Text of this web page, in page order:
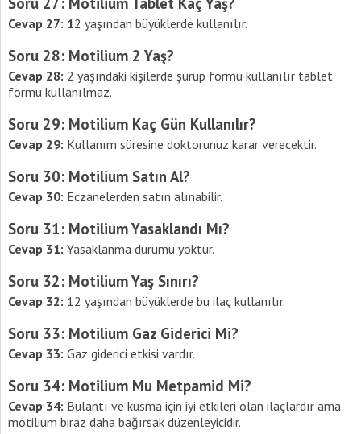
Cevap 27: 12 yaşından büyüklerde kullanılır.
Soru 28: Motilium 2 Yaş?
Cevap 28: 2 yaşındaki kişilerde şurup formu kullanılır tablet
formu kullanılmaz.
Soru 29: Motilium Kaç Gün Kullanılır?
Cevap 29: Kullanım süresine doktorunuz karar verecektir.
Soru 30: Motilium Satın Al?
Cevap 30: Eczanelerden satın alınabilir.
Soru 31: Motilium Yasaklandı Mı?
Cevap 31: Yasaklanma durumu yoktur.
Soru 32: Motilium Yaş Sınırı?
Cevap 32: 12 yaşından büyüklerde bu ilaç kullanılır.
Soru 33: Motilium Gaz Giderici Mi?
Cevap 33: Gaz giderici etkisi vardır.
Soru 34: Motilium Mu Metpamid Mi?
Cevap 34: Bulantı ve kusma için iyi etkileri olan ilaçlardır ama
motilium biraz daha bağırsak düzenleyicidir.